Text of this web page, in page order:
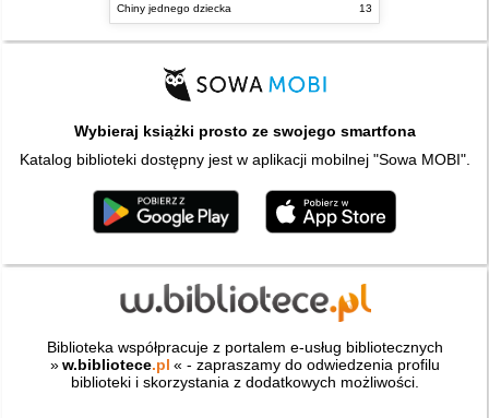
Chiny jednego dziecka
13
Wybieraj książki prosto ze swojego smartfona
Katalog biblioteki dostępny jest w aplikacji mobilnej "Sowa MOBI".
Biblioteka współpracuje z portalem e-usług bibliotecznych
» w.bibliotece.pl « - zapraszamy do odwiedzenia profilu
biblioteki i skorzystania z dodatkowych możliwości.